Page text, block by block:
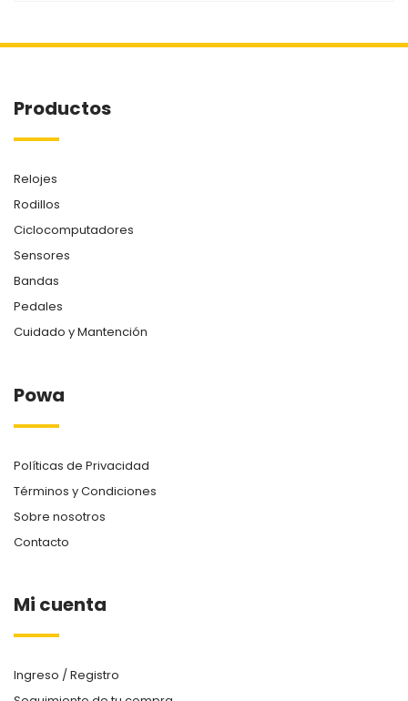
Productos
Relojes
Rodillos
Ciclocomputadores
Sensores
Bandas
Pedales
Cuidado y Mantención
Powa
Políticas de Privacidad
Términos y Condiciones
Sobre nosotros
Contacto
Mi cuenta
Ingreso / Registro